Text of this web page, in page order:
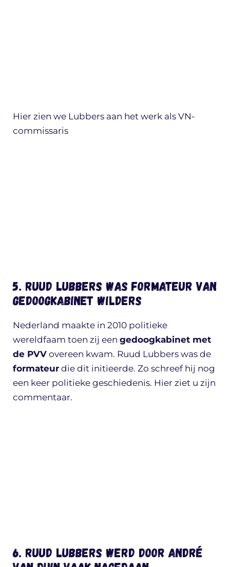
Hier zien we Lubbers aan het werk als VN-
commissaris
5. Ruud Lubbers was formateur van
gedoogkabinet Wilders
Nederland maakte in 2010 politieke
wereldfaam toen zij een gedoogkabinet met
de PVV overeen kwam. Ruud Lubbers was de
formateur die dit initieerde. Zo schreef hij nog
een keer politieke geschiedenis. Hier ziet u zijn
commentaar.
6. Ruud Lubbers werd door André